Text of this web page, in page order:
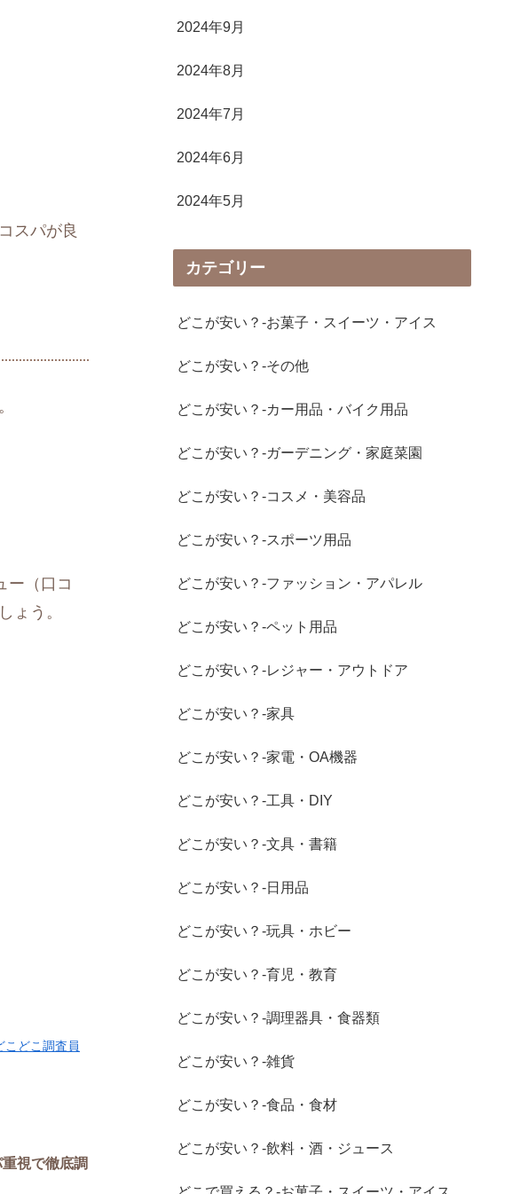
スパが良
ー（口コ
ょう。
こどこ調査員
視で徹底調
2024年9月
2024年8月
2024年7月
2024年6月
2024年5月
カテゴリー
どこが安い？-お菓子・スイーツ・アイス
どこが安い？-その他
どこが安い？-カー用品・バイク用品
どこが安い？-ガーデニング・家庭菜園
どこが安い？-コスメ・美容品
どこが安い？-スポーツ用品
どこが安い？-ファッション・アパレル
どこが安い？-ペット用品
どこが安い？-レジャー・アウトドア
どこが安い？-家具
どこが安い？-家電・OA機器
どこが安い？-工具・DIY
どこが安い？-文具・書籍
どこが安い？-日用品
どこが安い？-玩具・ホビー
どこが安い？-育児・教育
どこが安い？-調理器具・食器類
どこが安い？-雑貨
どこが安い？-食品・食材
どこが安い？-飲料・酒・ジュース